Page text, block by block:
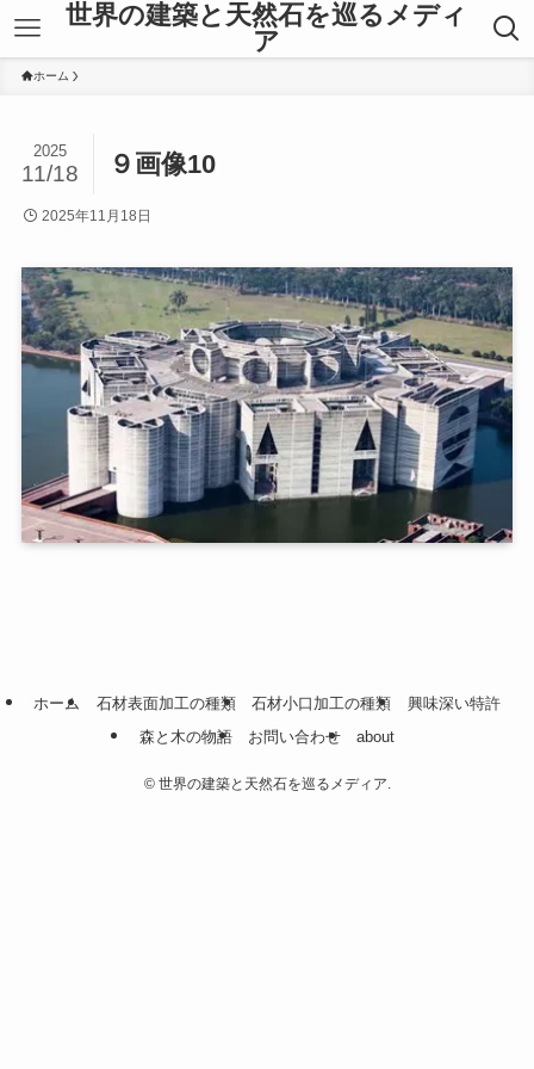
世界の建築と天然石を巡るメディ
ア
ホーム
９画像10
2025
11/18
2025年11月18日
ホーム 石材表面加工の種類 石材小口加工の種類
興味深い特許
森と木の物語
お問い合わせ about
©世界の建築と天然石を巡るメディア.